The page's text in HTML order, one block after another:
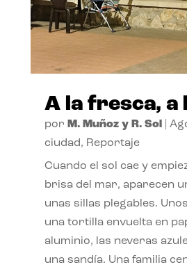
A la fresca, a
por M. Muñoz y R. Sol|
ciudad, Reportaje
Cuando el sol cae y
brisa del mar, aparecen
unas sillas plegables.
una tortilla envuelta en
aluminio, las neveras
una sandía. Una familia